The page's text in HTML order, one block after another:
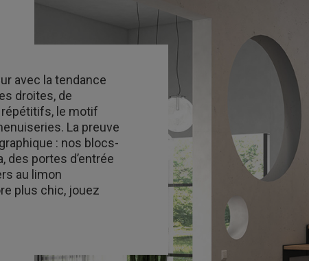
avec la tendance
droites, de
le motif
La preuve
: nos blocs-
des portes d’entrée
au limon
plus chic, jouez